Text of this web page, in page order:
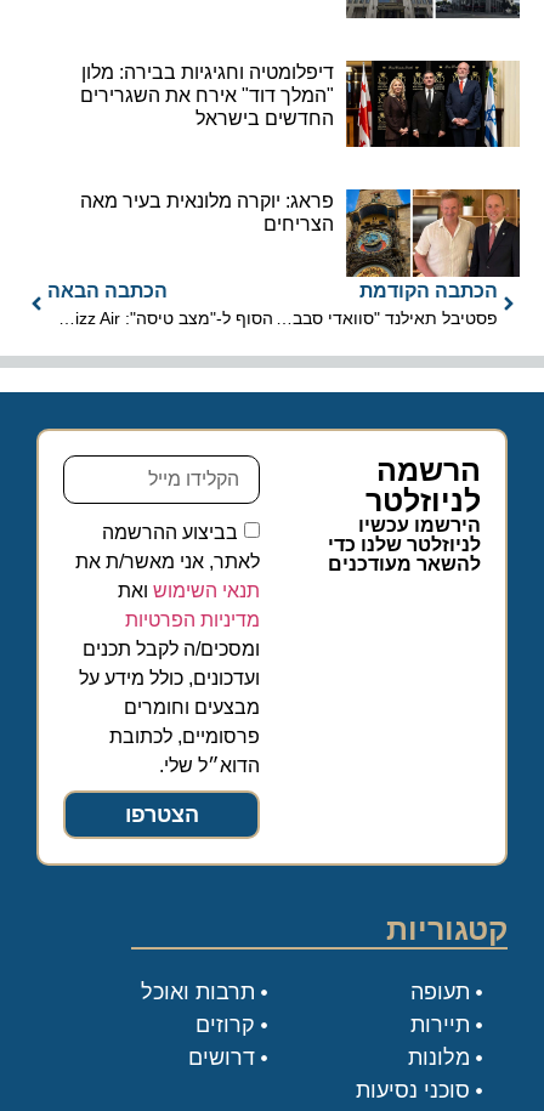
דיפלומטיה וחגיגיות בבירה: מלון
"המלך דוד" אירח את השגרירים
החדשים בישראל
פראג: יוקרה מלונאית בעיר מאה
הצריחים
הכתבה הקודמת
פסטיבל תאילנד "סוואדי סבבה" יתקיים לראשונה בישראל
הכתבה הבאה
הסוף ל-"מצב טיסה": Wizz Air תציע אינטרנט לווייני של סטארלינק בטיסותיה
הרשמה
לניוזלטר
הירשמו עכשיו
לניוזלטר שלנו כדי
להשאר מעודכנים
בביצוע ההרשמה
לאתר, אני מאשר/ת את
תנאי השימושואת
מדיניות הפרטיות
ומסכים/ה לקבל תכנים
ועדכונים, כולל מידע על
מבצעים וחומרים
פרסומיים, לכתובת
הדוא״ל שלי.
הצטרפו
קטגוריות
תעופה
תיירות
מלונות
סוכני נסיעות
תרבות ואוכל
קרוזים
דרושים